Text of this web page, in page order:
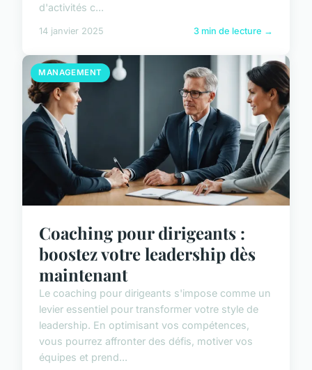
d'activités c...
14 janvier 2025 3 min de lecture →
MANAGEMENT
Coaching pour dirigeants :
boostez votre leadership dès
maintenant
Le coaching pour dirigeants s'impose comme un
levier essentiel pour transformer votre style de
leadership. En optimisant vos compétences,
vous pourrez affronter des défis, motiver vos
équipes et prend...